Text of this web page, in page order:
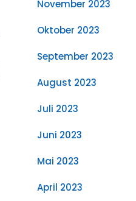
November 2023
Oktober 2023
September 2023
August 2023
Juli 2023
Juni 2023
Mai 2023
April 2023